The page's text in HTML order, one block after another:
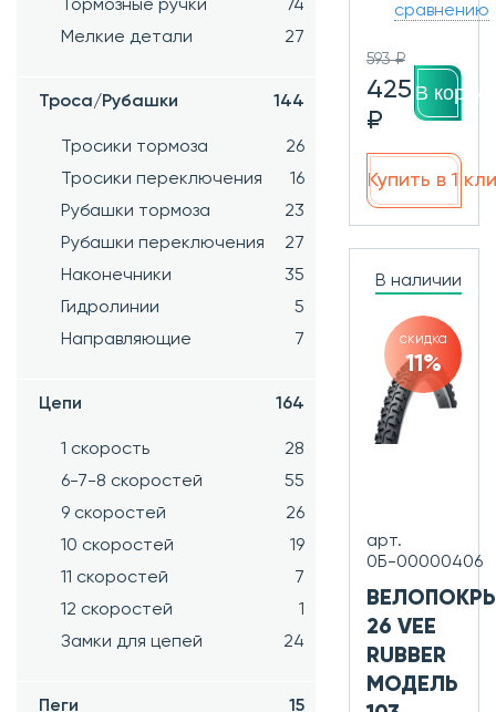
Тормозные ручки
74
Мелкие детали
27
Троса/Рубашки 144
Тросики тормоза
26
Тросики переключения
16
Рубашки тормоза
23
Рубашки переключения
27
Наконечники
35
Гидролинии
5
Направляющие
7
Цепи 164
1 скорость
28
6-7-8 скоростей
55
9 скоростей
26
10 скоростей
19
11 скоростей
7
12 скоростей
1
Замки для цепей
24
Пеги 15
сравнению
593 ₽
425
₽
В
Купить в 1
В наличии
скидка
11%
арт.
0Б-00000406
26 VEE
RUBBER
МОДЕЛЬ